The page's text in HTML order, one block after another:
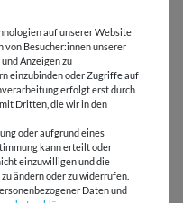
ab 60 € -
auf unserer Website
von Besucher:innen unserer
Anzeigen zu
einzubinden oder Zugriffe auf
erfolgt erst durch
Dritten, die wir in den
oder aufgrund eines
kann erteilt oder
einzuwilligen und die
ändern oder zu widerrufen.
Daten und